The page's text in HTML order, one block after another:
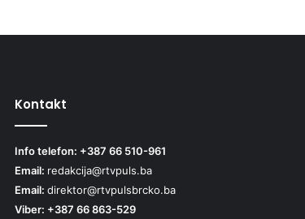
Kontakt
Info telefon: +387 66 510-961
Email: redakcija@rtvpuls.ba
Email: direktor@rtvpulsbrcko.ba
Viber: +387 66 863-529